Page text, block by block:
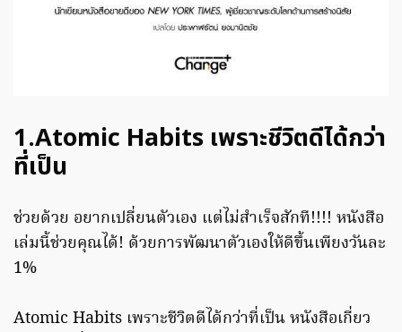
1.Atomic Habits เพราะชีวิตดีได้กว่า
ที่เป็น
ช่วยด้วย อยากเปลี่ยนตัวเอง แต่ไม่สำเร็จสักที!!!! หนังสือ
เล่มนี้ช่วยคุณได้! ด้วยการพัฒนาตัวเองให้ดีขึ้นเพียงวันละ
1%
Atomic Habits เพราะชีวิตดีได้กว่าที่เป็น หนังสือเกี่ยว